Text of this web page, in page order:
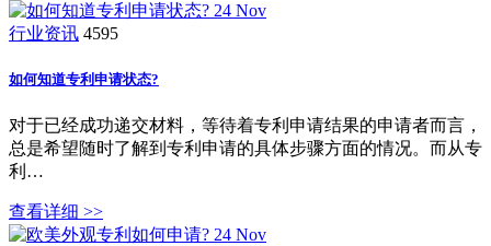
24 Nov
行业资讯 4595
如何知道专利申请状态?
对于已经成功递交材料，等待着专利申请结果的申请者而言，
总是希望随时了解到专利申请的具体步骤方面的情况。而从专
利…
查看详细 >>
24 Nov